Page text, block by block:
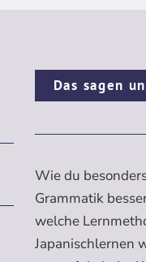
Das sagen
Wie du
Grammatik
welche
Japanischlernen